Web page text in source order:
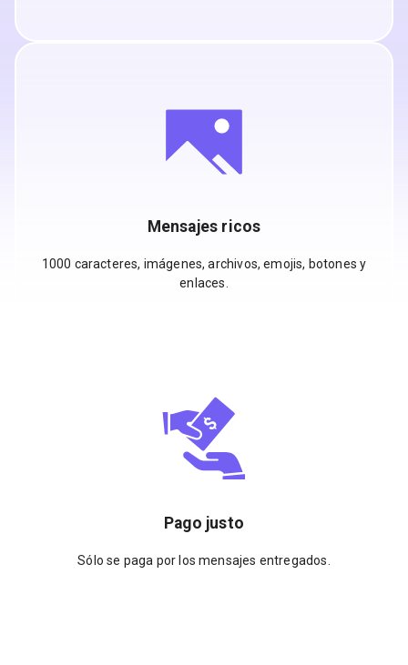
Mensajes ricos
1000 caracteres, imágenes, archivos, emojis, botones y
enlaces.
Pago justo
Sólo se paga por los mensajes entregados.